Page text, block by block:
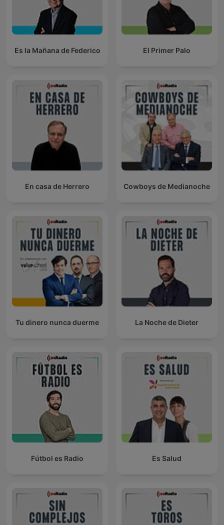
Es la Mañana de Federico El Primer Palo
En casa de Herrero Cowboys de Medianoche
Tu dinero nunca duerme La Noche de Dieter
Fútbol es Radio Es Salud